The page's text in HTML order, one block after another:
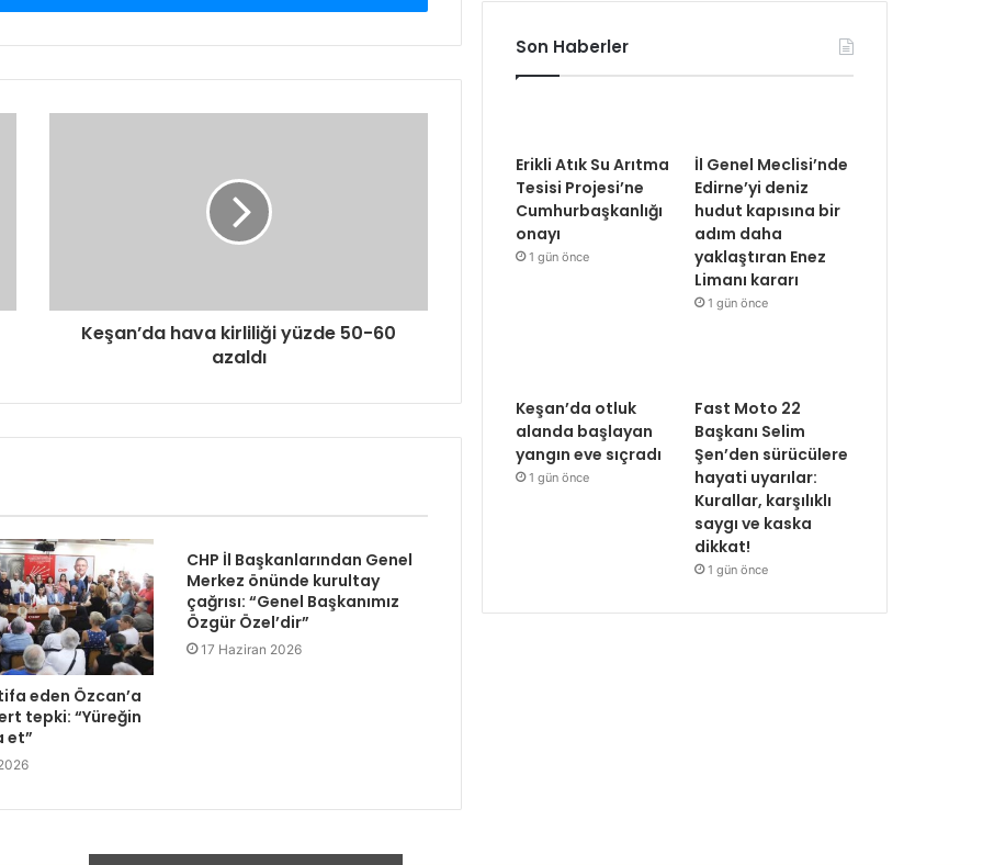
Keşan’da hava kirliliği yüzde 50-60
azaldı
eden Özcan’a
tepki: “Yüreğin
et”
CHP İl Başkanlarından Genel
Merkez önünde kurultay
çağrısı: “Genel Başkanımız
Özgür Özel’dir”
17 Haziran 2026
Son Haberler
Erikli Atık Su Arıtma
Tesisi Projesi’ne
Cumhurbaşkanlığı
onayı
1 gün önce
İl Genel Meclisi’nde
Edirne’yi deniz
hudut kapısına bir
adım daha
yaklaştıran Enez
Limanı kararı
1 gün önce
Keşan’da otluk
alanda başlayan
yangın eve sıçradı
1 gün önce
Fast Moto 22
Başkanı Selim
Şen’den sürücülere
hayati uyarılar:
Kurallar, karşılıklı
saygı ve kaska
dikkat!
1 gün önce